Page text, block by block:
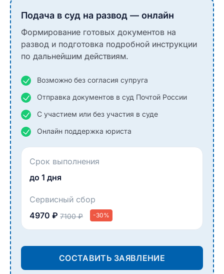
Подача в суд на развод — онлайн
Формирование готовых документов на
развод и подготовка подробной инструкции
по дальнейшим действиям.
Возможно без согласия супруга
Отправка документов в суд Почтой России
С участием или без участия в суде
Онлайн поддержка юриста
Срок выполнения
до 1 дня
Сервисный сбор
4970 ₽ 7100 ₽ -30%
СОСТАВИТЬ ЗАЯВЛЕНИЕ